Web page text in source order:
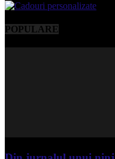
POPULARE